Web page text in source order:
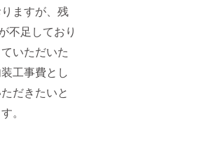
ますが、残
不足しており
いただいた
工事費とし
だきたいと
。